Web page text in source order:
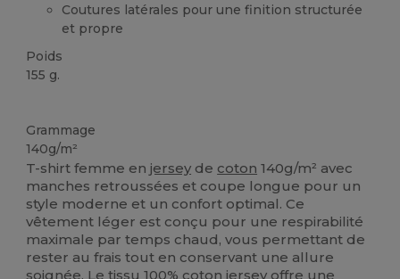
Coutures latérales pour une finition structurée
et propre
Poids
155 g.
Grammage
140g/m²
T-shirt femme enjersey de coton 140g/m² avec
manches retroussées et coupe longue pour un
style moderne et un confort optimal. Ce
vêtement léger est conçu pour une respirabilité
maximale par temps chaud, vous permettant de
rester au frais tout en conservant une allure
soignée. Le tissu 100% coton jersey offre une